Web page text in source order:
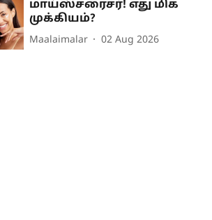
மாய்ஸ்சரைசர்! எது மிக
முக்கியம்?
Maalaimalar 02 Aug 2026